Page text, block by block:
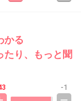
かる
たり、もっと聞
-1